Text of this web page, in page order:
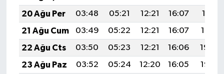
20 Ağu Per
03:48 05:21 12:21 16:07
19:11
21 Ağu Cum
03:49 05:22 12:21 16:07
19:10
22 Ağu Cts
03:50 05:23 12:21 16:06
19:08
23 Ağu Paz
03:52 05:24 12:20 16:05
19:07